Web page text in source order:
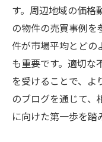
す。周辺地域の価格
の物件の売買事例を
件が市場平均とどの
も重要です。適切な
を受けることで、よ
のブログを通じて、
に向けた第一歩を踏